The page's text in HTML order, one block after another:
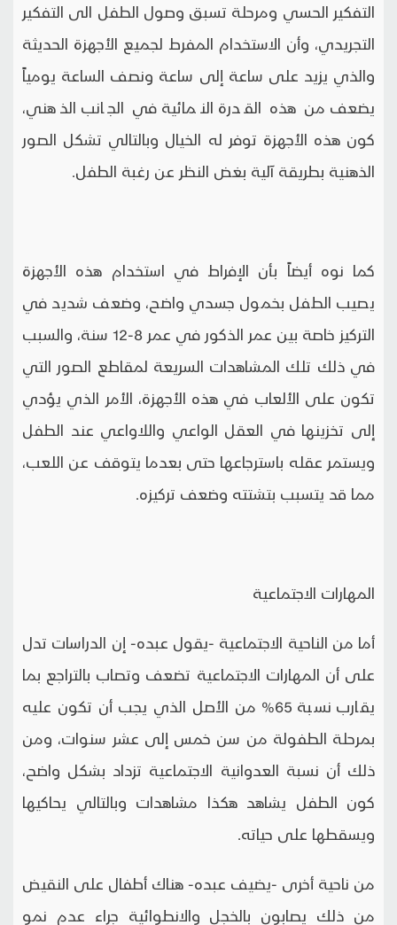
التفكير الحسي ومرحلة تسبق وصول الطفل الى التفكير
التجريدي، وأن الاستخدام المفرط لجميع الأجهزة الحديثة
والذي يزيد على ساعة إلى ساعة ونصف الساعة يومياً
يضعف من هذه القدرة النمائية في الجانب الذهني،
كون هذه الأجهزة توفر له الخيال وبالتالي تشكل الصور
الذهنية بطريقة آلية بغض النظر عن رغبة الطفل.
كما نوه أيضاً بأن الإفراط في استخدام هذه الأجهزة
يصيب الطفل بخمول جسدي واضح، وضعف شديد في
التركيز خاصة بين عمر الذكور في عمر 8-12 سنة، والسبب
في ذلك تلك المشاهدات السريعة لمقاطع الصور التي
تكون على الألعاب في هذه الأجهزة، الأمر الذي يؤدي
إلى تخزينها في العقل الواعي واللاواعي عند الطفل
ويستمر عقله باسترجاعها حتى بعدما يتوقف عن اللعب،
مما قد يتسبب بتشتته وضعف تركيزه.
المهارات الاجتماعية
أما من الناحية الاجتماعية -يقول عبده- إن الدراسات تدل
على أن المهارات الاجتماعية تضعف وتصاب بالتراجع بما
يقارب نسبة 65% من الأصل الذي يجب أن تكون عليه
بمرحلة الطفولة من سن خمس إلى عشر سنوات، ومن
ذلك أن نسبة العدوانية الاجتماعية تزداد بشكل واضح،
كون الطفل يشاهد هكذا مشاهدات وبالتالي يحاكيها
ويسقطها على حياته.
من ناحية أخرى -يضيف عبده- هناك أطفال على النقيض
من ذلك يصابون بالخجل والانطوائية جراء عدم نمو